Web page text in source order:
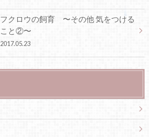
フクロウの飼育 〜その他 気をつける
こと②〜
2017.05.23